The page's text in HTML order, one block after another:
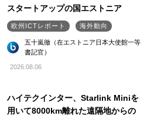
スタートアップの国エストニア
欧州ICTレポート 海外動向
五十嵐徹（在エストニア日本大使館一等
書記官）
2026.08.06
ハイテクインター、Starlink Miniを
用いて8000km離れた遠隔地からの